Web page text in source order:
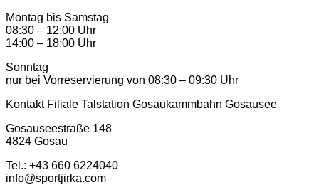
Montag bis Samstag
08:30 – 12:00 Uhr
14:00 – 18:00 Uhr
Sonntag
nur bei Vorreservierung von 08:30 – 09:30 Uhr
Kontakt Filiale Talstation Gosaukammbahn Gosausee
Gosauseestraße 148
4824 Gosau
Tel.: ‭+43 660 6224040‬
info@sportjirka.com